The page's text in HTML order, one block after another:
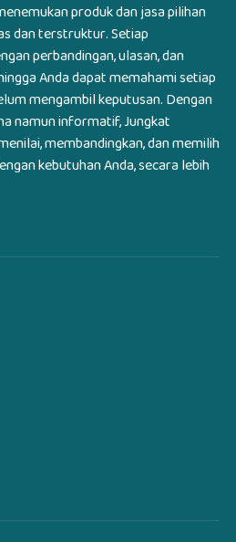
produk dan jasa pilihan
dan terstruktur. Setiap
perbandingan, ulasan, dan
Anda dapat memahami setiap
mengambil keputusan. Dengan
namun informatif, Jungkat
membandingkan, dan memilih
kebutuhan Anda, secara lebih